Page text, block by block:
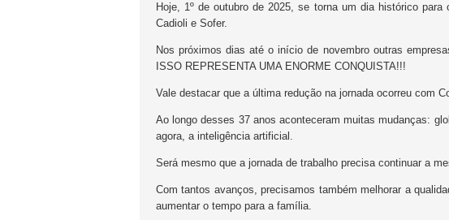
Hoje, 1º de outubro de 2025, se torna um dia histórico
Cadioli e Sofer.
Nos próximos dias até o início de novembro outras
ISSO REPRESENTA UMA ENORME CONQUISTA!!!
Vale destacar que a última redução na jornada ocorreu com
Ao longo desses 37 anos aconteceram muitas mudanças:
agora, a inteligência artificial.
Será mesmo que a jornada de trabalho precisa continuar a
Com tantos avanços, precisamos também melhorar a
aumentar o tempo para a família.